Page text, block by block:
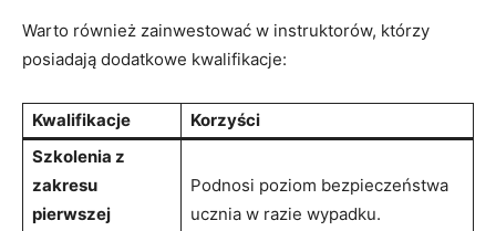
Warto ⁢również ⁤zainwestować w instruktorów, ​którzy
posiadają dodatkowe kwalifikacje:
Kwalifikacje
Korzyści
Szkolenia z
zakresu
pierwszej
Podnosi poziom bezpieczeństwa
ucznia w ​razie wypadku.